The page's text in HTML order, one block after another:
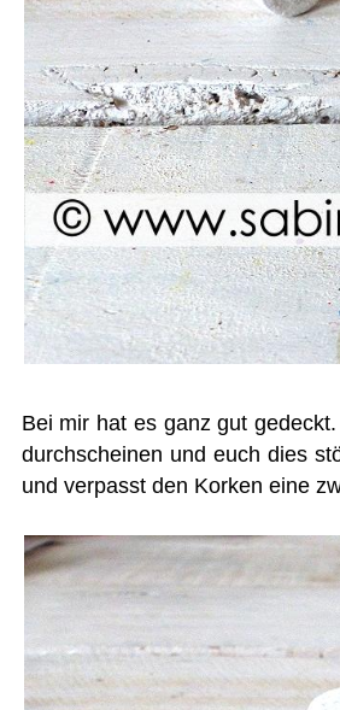
Bei mir hat es ganz gut
durchscheinen und euch dies
und verpasst den Korken eine